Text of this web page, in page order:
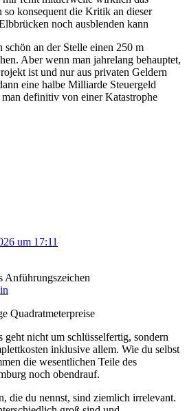
so konsequent die Kritik an dieser
noch ausblenden kann
an der Stelle einen 250 m
Aber wenn man jahrelang behauptet,
ist und nur aus privaten Geldern
eine halbe Milliarde Steuergeld
definitiv von einer Katastrophe
um 17:11
Quadratmeterpreise
geht nicht um schlüsselfertig, sondern
inklusive allem. Wie du selbst
die wesentlichen Teile des
noch obendrauf.
die du nennst, sind ziemlich irrelevant.